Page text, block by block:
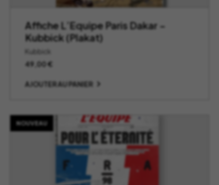
Affiche L’Equipe Paris Dakar –
Kubbick (Plakat)
Kubbick
49,00€
AJOUTER AU PANIER
NOUVEAU